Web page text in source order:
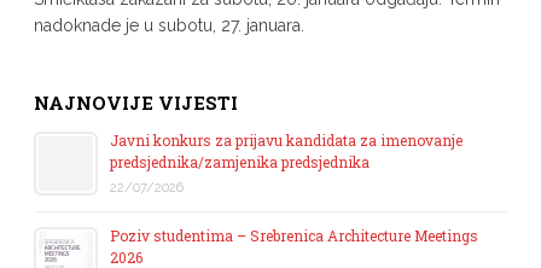
nadoknade je u subotu, 27. januara.
NAJNOVIJE VIJESTI
Javni konkurs za prijavu kandidata za imenovanje
predsjednika/zamjenika predsjednika
22/07/2026
Poziv studentima – Srebrenica Architecture Meetings
2026